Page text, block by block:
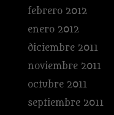
febrero 2012
enero 2012
diciembre 2011
noviembre 2011
octubre 2011
septiembre 2011